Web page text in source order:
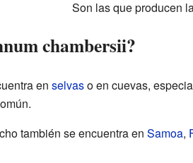
Son las que producen
chambersii?
en selvaso en cuevas,
también se encuentra en Samoa,